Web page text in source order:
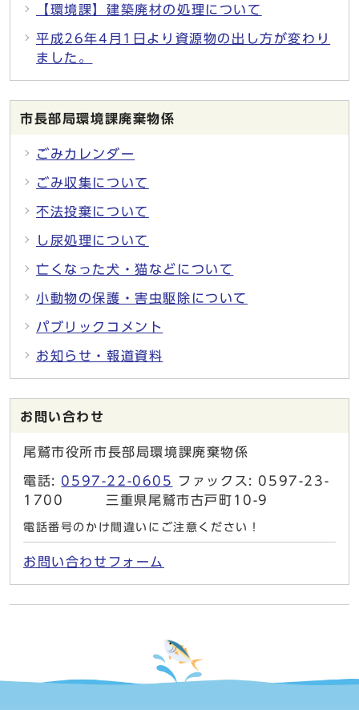
【環境課】建築廃材の処理について
平成26年4月1日より資源物の出し方が変わり
ました。
市長部局環境課廃棄物係
ごみカレンダー
ごみ収集について
不法投棄について
し尿処理について
亡くなった犬・猫などについて
小動物の保護・害虫駆除について
パブリックコメント
お知らせ・報道資料
お問い合わせ
尾鷲市役所市長部局環境課廃棄物係
電話: 0597-22-0605
ファックス: 0597-23-
1700 三重県尾鷲市古戸町10-9
電話番号のかけ間違いにご注意ください！
お問い合わせフォーム